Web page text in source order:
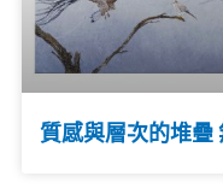
質感與層次的堆疊